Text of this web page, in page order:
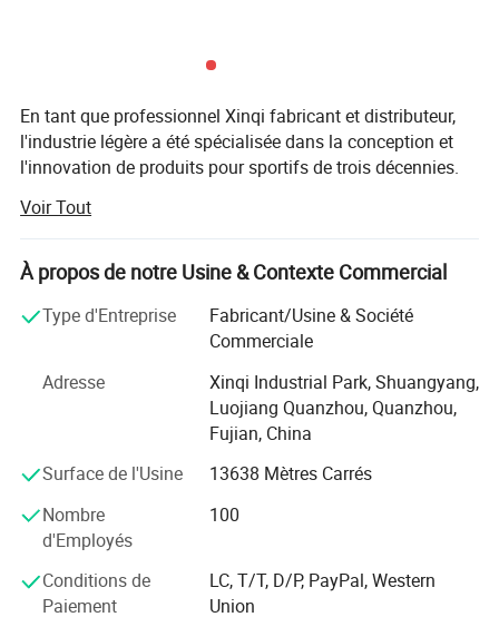
En tant que professionnel Xinqi fabricant et distributeur,
l'industrie légère a été spécialisée dans la conception et
l'innovation de produits pour sportifs de trois décennies.
de vente, nous espérons que nous pouvons fournir le
meilleur service à nos clients. Nous avons modernisé les
installations dans notre parc industriel situé à Quanzhou,
carrés. Nous nous conformons avec système de gestion
de qualité rigoureux et exhaustif de règlements de la
production et a attribué la certification ISO9001 : 2008,
nous sommes également le BSCI membre.
Notre parc industriel couvre 66, 000 mètres carrés et peut
accueillir plus de 200 empolyees. Nous travaillons de
internationale et les entreprises et le développement de
produits pour eux.
Notre société fournit des différents types de produits. Nos
principaux produits sont des sacs de sport et des gants,
Voir Tout
À propos de notre Usine & Contexte Commercial
Type d'Entreprise
Fabricant/Usine & Société
Commerciale
Adresse
Xinqi Industrial Park, Shuangyang,
Luojiang Quanzhou, Quanzhou,
Fujian, China
Surface de l'Usine
13638 Mètres Carrés
Nombre
d'Employés
100
Conditions de
Paiement
LC, T/T, D/P, PayPal, Western
Union